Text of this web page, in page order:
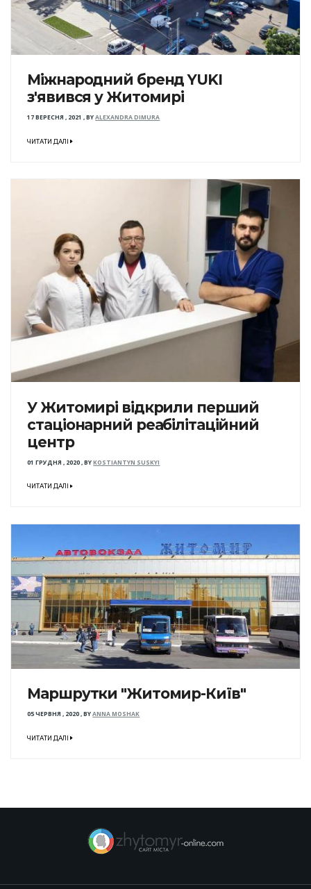
Міжнародний бренд YUKI
з'явився у Житомирі
17 ВЕРЕСНЯ , 2021 ,BYALEXANDRA DIMURA
ЧИТАТИ ДАЛІ
У Житомирі відкрили перший
стаціонарний реабілітаційний
центр
01 ГРУДНЯ , 2020,BYKOSTIANTYN SUSKYI
ЧИТАТИ ДАЛІ
Маршрутки "Житомир-Київ"
05 ЧЕРВНЯ , 2020,BYANNA MOSHAK
ЧИТАТИ ДАЛІ